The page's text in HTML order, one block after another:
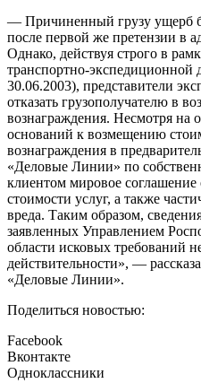
— Причиненный грузу ущерб
после первой же претензии в
Однако, действуя строго в
транспортно-экспедиционной
30.06.2003), представители
отказать грузополучателю в
вознаграждения. Несмотря на
оснований к возмещению
вознаграждения в
«Деловые Линии» по
клиентом мировое
стоимости услуг, а также
вреда. Таким образом,
заявленных Управлением
области исковых требований
действительности», —
«Деловые Линии».
Поделиться новостью:
Facebook
Вконтакте
Одноклассники